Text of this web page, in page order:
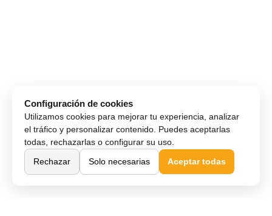
Configuración de cookies
Utilizamos cookies para mejorar tu experiencia, analizar
el tráfico y personalizar contenido. Puedes aceptarlas
todas, rechazarlas o configurar su uso.
Rechazar
Solo necesarias Aceptar todas